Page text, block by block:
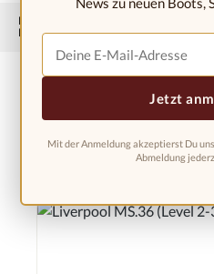
Home
Myler Liverpool-Gebiss
Produkte filtern
Jetzt
Mit der Anmeldung akzeptierst Du
Abmeldung